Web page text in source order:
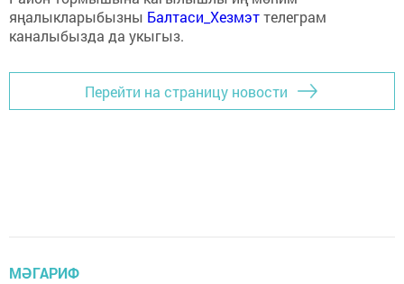
яңалыкларыбызны Балтаси_Хезмэттелеграм
каналыбызда да укыгыз.
Перейти на страницу новости
МӘГАРИФ